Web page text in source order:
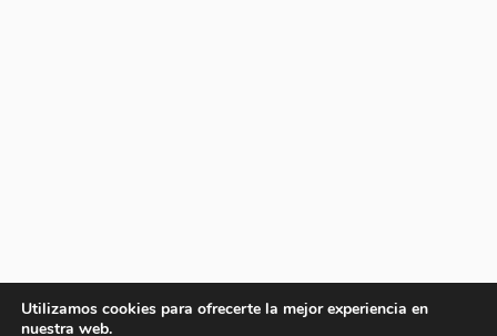
Utilizamos cookies para ofrecerte la mejor experiencia en
nuestra web.